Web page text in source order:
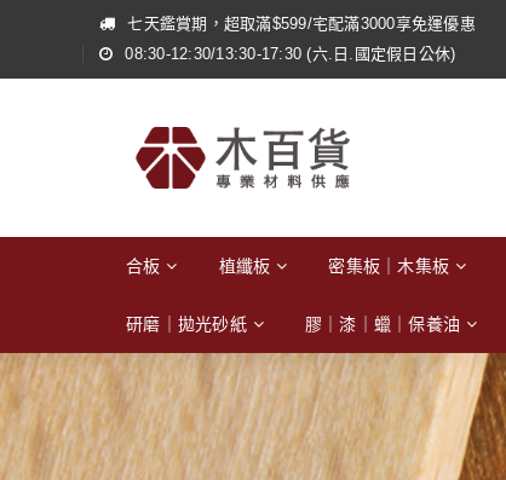
七天鑑賞期，超取滿$599/宅配滿3000享免運優惠
08:30-12:30/13:30-17:30 (六.日.國定假日公休)
合板 植纖板 密集板｜木集板
研磨｜拋光砂紙 膠｜漆｜蠟｜保養油